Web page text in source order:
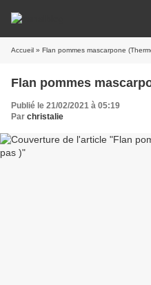
Accueil » Flan pommes mascarpone
Flan pommes
Publié le 21/02/2021 à 05:19
Par christalie